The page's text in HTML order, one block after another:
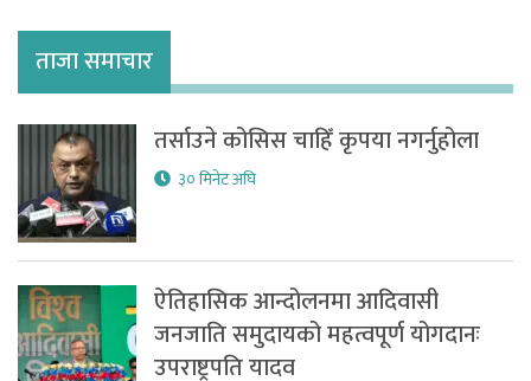
ताजा समाचार
तर्साउने कोसिस चाहिँ कृपया नगर्नुहोला
३० मिनेट अघि
ऐतिहासिक आन्दोलनमा आदिवासी
जनजाति समुदायको महत्वपूर्ण योगदानः
उपराष्ट्रपति यादव